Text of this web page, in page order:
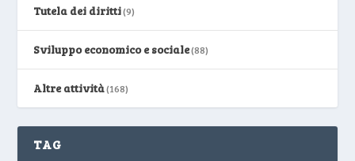
Tutela dei diritti(9)
Sviluppo economico e sociale(88)
Altre attività(168)
TAG